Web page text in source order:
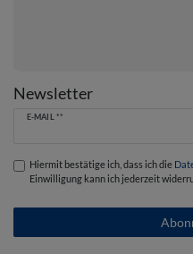
Newsletter
E-MAIL **
Newsletter
Hiermit bestätige ich, dass ich die
Einwilligung kann ich jederzeit